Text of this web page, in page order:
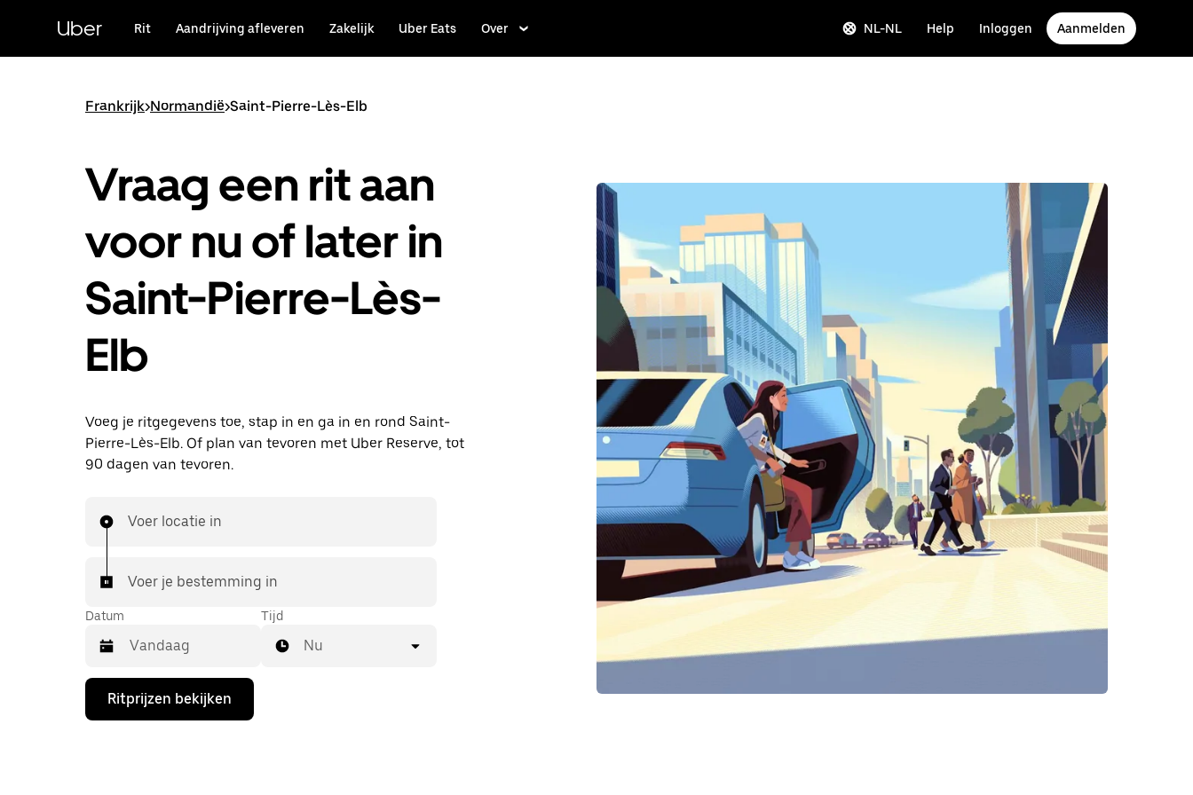
hoofdinhoudUber Rit Aandrijving afleveren Zakelijk Uber Eats Over NL-NL Help Inloggen Aanmelden
Frankrijk>Normandië>Saint-Pierre-Lès-Elb
Vraag een rit aan
voor nu of later in
Saint-Pierre-Lès-
Elb
Voeg je ritgegevens toe, stap in en ga in en rond Saint-
Pierre-Lès-Elb. Of plan van tevoren met Uber Reserve, tot
90 dagen van tevoren.
Voer locatie in
Voer je bestemming in
Datum
Druk
de
Tijd
Nu
Ritprijzen bekijken